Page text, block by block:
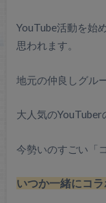
YouTube活動を始
思われます。
地元の仲良しグル
大人気の
今勢いのすごい「
いつか一緒にコ